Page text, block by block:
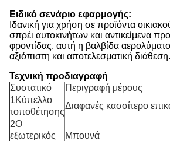
Ειδικό σενάριο εφαρμογής:
Ιδανική για χρήση σε προϊόντα
σπρέι αυτοκινήτων και αντικείμενα
φροντίδας, αυτή η βαλβίδα
αξιόπιστη και αποτελεσματική διάθεση.
Τεχνική προδιαγραφή
Συστατικό
Περιγραφή μέρους
1Κύπελλο
τοποθέτησης
Διαφανές κασσίτερο
2Ο
εξωτερικός
Μπουνά